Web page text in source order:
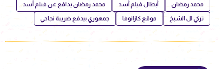
محمد رمضان أبطال فيلم أسد محمد رمضان يدافع عن فيلم أسد
تركي ال الشبخ موقع كازانوفا جمهوري بيدفع ضريبة نجاحي